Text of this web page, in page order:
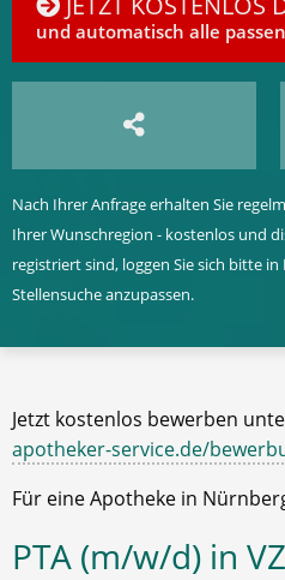
und automatisch alle
Nach Ihrer Anfrage erhalten Sie
Ihrer Wunschregion - kostenlos und
registriert sind, loggen Sie sich bitte in
Stellensuche anzupassen.
Jetzt kostenlos bewerben
apotheker-service.de/
Für eine Apotheke in
PTA (m/w/d) in